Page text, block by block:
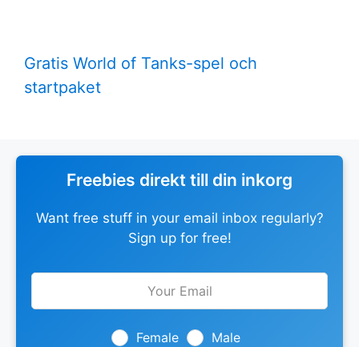
Gratis World of Tanks-spel och
startpaket
Freebies direkt till din inkorg
Want free stuff in your email inbox regularly?
Sign up for free!
Leave
Female Male